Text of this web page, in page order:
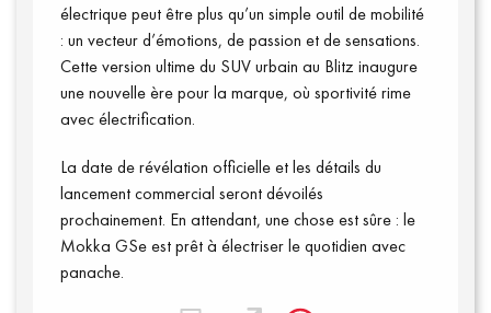
électrique peut être plus qu’un simple outil de mobilité
: un vecteur d’émotions, de passion et de sensations.
Cette version ultime du SUV urbain au Blitz inaugure
une nouvelle ère pour la marque, où sportivité rime
avec électrification.
La date de révélation officielle et les détails du
lancement commercial seront dévoilés
prochainement. En attendant, une chose est sûre : le
Mokka GSe est prêt à électriser le quotidien avec
panache.